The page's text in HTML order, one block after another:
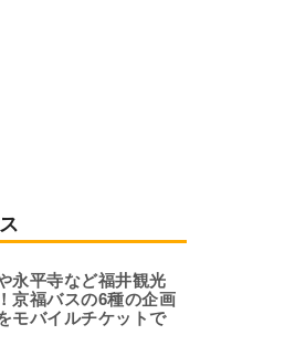
永平寺など福井観光
京福バスの6種の企画
モバイルチケットで